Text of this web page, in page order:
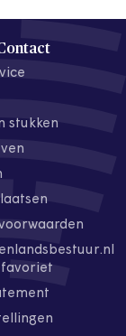
stukken
favoriet